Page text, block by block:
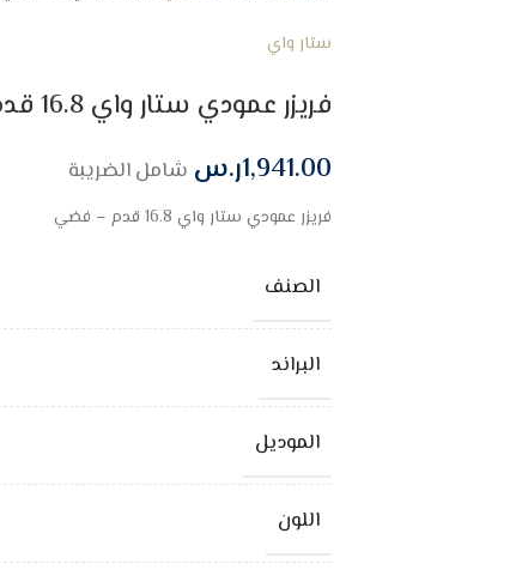
ستار واي
فريزر عمودي ستار واي 16.8 قدم – فضي
1,941.00ر.س شامل الضريبة
فريزر عمودي ستار واي 16.8 قدم – فضي
الصنف
البراند
الموديل
اللون